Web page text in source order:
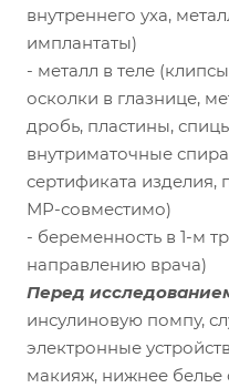
внутреннего уха,
имплантаты)
- металл в теле
осколки в глазнице,
дробь, пластины,
внутриматочные
сертификата
МР-совместимо)
- беременность в 1-м
направлению врача)
Перед
инсулиновую помпу,
электронные
макияж, нижнее белье